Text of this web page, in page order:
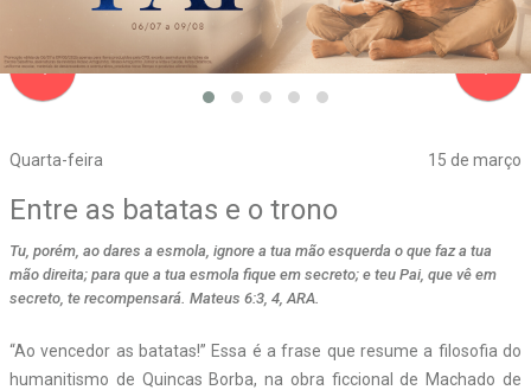
Quarta-feira 15 de março
navigate_before
Entre as batatas e o trono
Tu, porém, ao dares a esmola, ignore a tua mão esquerda o que faz a tua
mão direita; para que a tua esmola fique em secreto; e teu Pai, que vê em
secreto, te recompensará. Mateus 6:3, 4, ARA.
“Ao vencedor as batatas!” Essa é a frase que resume a filosofia do
humanitismo de Quincas Borba, na obra ficcional de Machado de
navigate_next